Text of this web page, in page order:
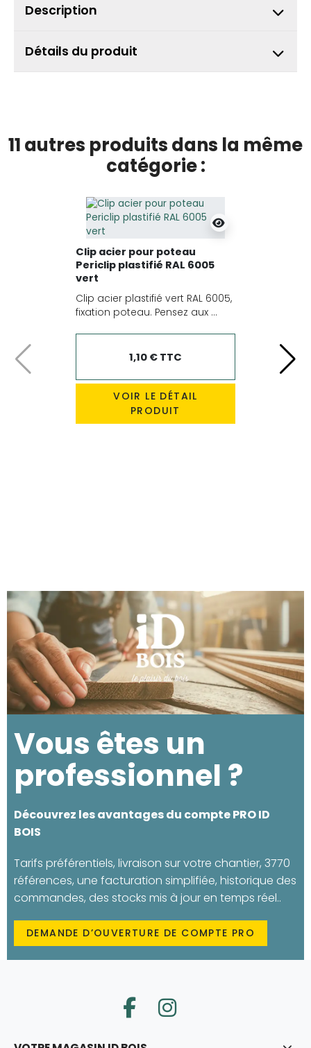
Description
Détails du produit
11 autres produits dans la même
catégorie :
Clip acier pour poteau
Periclip plastifié RAL 6005
vert
Clip acier plastifié vert RAL 6005,
fixation poteau. Pensez aux ...
1,10 € TTC
VOIR LE DÉTAIL
PRODUIT
Précédent
Vous êtes un
professionnel ?
Découvrez les avantages du compte PRO ID
BOIS
Tarifs préférentiels, livraison sur votre chantier, 3770
références, une facturation simplifiée, historique des
commandes, des stocks mis à jour en temps réel..
DEMANDE D’OUVERTURE DE COMPTE PRO